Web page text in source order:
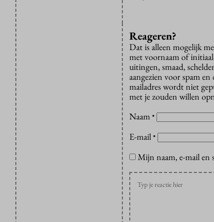
Reageren?
Dat is alleen mogelijk
met voornaam of
uitingen, smaad,
aangezien voor spam
mailadres wordt niet
met je zouden willen
Naam *
E-mail *
Mijn naam, e-mail en